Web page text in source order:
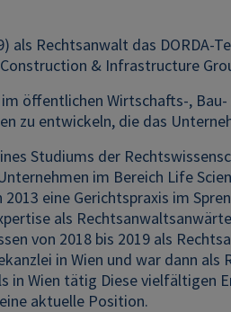
als Rechtsanwalt das DORDA-
& Infrastructure
öffentlichen Wirtschafts-,
zu entwickeln, die das
Studiums der
im Bereich Life
eine Gerichtspraxis im
als
von 2018 bis 2019 als
in Wien und war dann
in Wien tätig Diese vielfältigen
aktuelle Position.